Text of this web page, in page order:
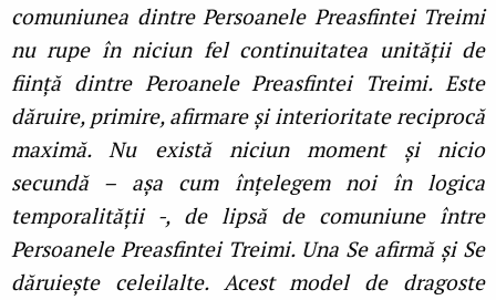
comuniunea dintre Persoanele Preasfintei Treimi
nu rupe în niciun fel continuitatea unității de
ființă dintre Peroanele Preasfintei Treimi. Este
dăruire, primire, afirmare și interioritate reciprocă
maximă. Nu există niciun moment și nicio
secundă – așa cum înțelegem noi în logica
temporalității -, de lipsă de comuniune între
Persoanele Preasfintei Treimi. Una Se afirmă și Se
dăruiește celeilalte. Acest model de dragoste